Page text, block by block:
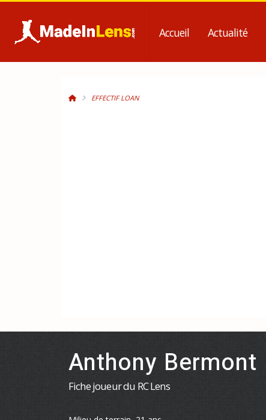
Accueil Actualité
EFFECTIF LOAN
Anthony Bermont
Fiche joueur du RC Lens